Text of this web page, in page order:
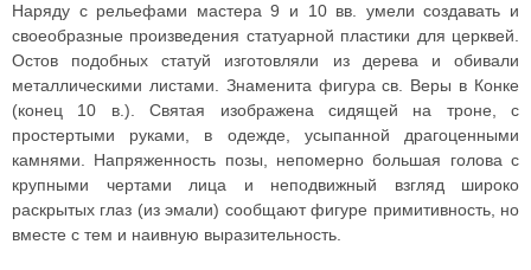
Наряду с рельефами мастера 9 и 10 вв. умели создавать и
своеобразные произведения статуарной пластики для церквей.
Остов подобных статуй изготовляли из дерева и обивали
металлическими листами. Знаменита фигура св. Веры в Конке
(конец 10 в.). Святая изображена сидящей на троне, с
простертыми руками, в одежде, усыпанной драгоценными
камнями. Напряженность позы, непомерно большая голова с
крупными чертами лица и неподвижный взгляд широко
раскрытых глаз (из эмали) сообщают фигуре примитивность, но
вместе с тем и наивную выразительность.